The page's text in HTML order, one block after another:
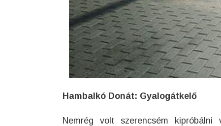
Hambalkó Donát: Gyalogátkelő
Nemrég volt szerencsém kipróbálni